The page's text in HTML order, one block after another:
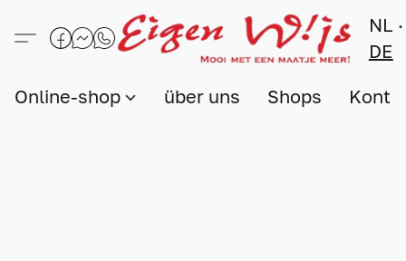
NL
DE
Online-shop über uns Shops